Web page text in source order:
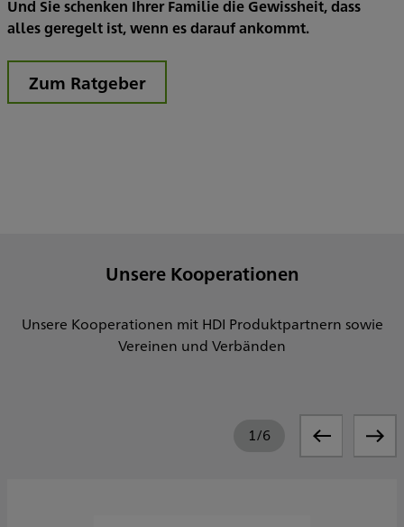
Und Sie schenken Ihrer Familie die Gewissheit, dass
alles geregelt ist, wenn es darauf ankommt.
Zum Ratgeber
Unsere Kooperationen
Unsere Kooperationen mit HDI Produktpartnern sowie
Vereinen und Verbänden
1/6